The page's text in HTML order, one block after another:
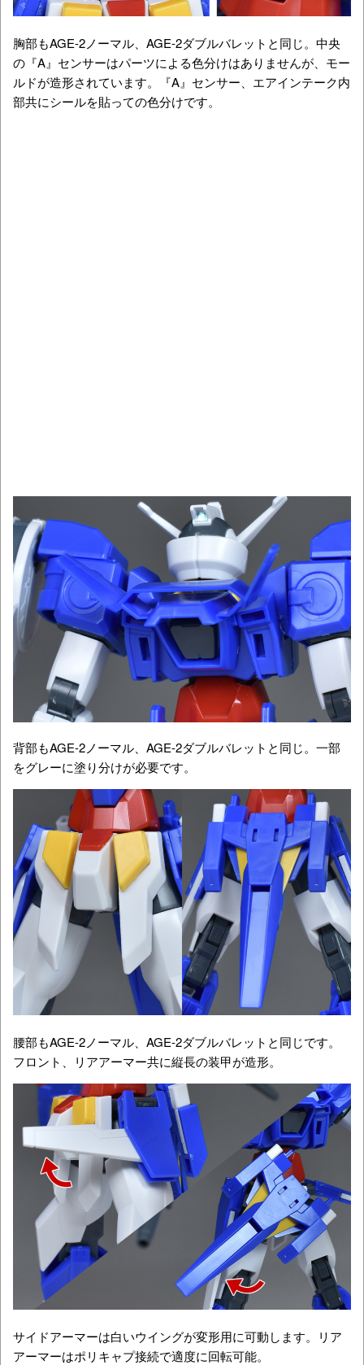
胸部もAGE-2ノーマル、AGE-2ダブルバレットと同じ。中央
の『A』センサーはパーツによる色分けはありませんが、モー
ルドが造形されています。『A』センサー、エアインテーク内
部共にシールを貼っての色分けです。
背部もAGE-2ノーマル、AGE-2ダブルバレットと同じ。一部
をグレーに塗り分けが必要です。
腰部もAGE-2ノーマル、AGE-2ダブルバレットと同じです。
フロント、リアアーマー共に縦長の装甲が造形。
サイドアーマーは白いウイングが変形用に可動します。リア
アーマーはポリキャプ接続で適度に回転可能。